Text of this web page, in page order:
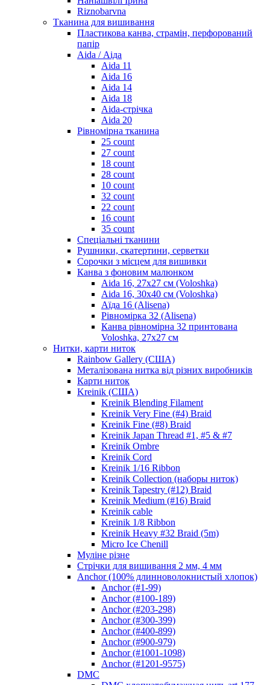
Riznobarvna
Тканина для вишивання
Пластикова канва, страмін, перфорований
папір
Aida / Аіда
Aida 11
Aida 16
Aida 14
Aida 18
Aida-стрічка
Aida 20
Рівномірна тканина
25 count
27 count
18 count
28 count
10 count
32 count
22 count
16 count
35 count
Спеціальні тканини
Рушники, скатертини, серветки
Сорочки з місцем для вишивки
Канва з фоновим малюнком
Aida 16, 27х27 см (Voloshka)
Aida 16, 30х40 см (Voloshka)
Аїда 16 (Alisena)
Рівномірка 32 (Alisena)
Канва рівномірна 32 принтована
Voloshka, 27х27 см
Нитки, карти ниток
Rainbow Gallery (США)
Металізована нитка від різних виробників
Карти ниток
Kreinik (США)
Kreinik Blending Filament
Kreinik Very Fine (#4) Braid
Kreinik Fine (#8) Braid
Kreinik Japan Thread #1, #5 & #7
Kreinik Ombre
Kreinik Cord
Kreinik 1/16 Ribbon
Kreinik Collection (наборы ниток)
Kreinik Tapestry (#12) Braid
Kreinik Medium (#16) Braid
Kreinik cable
Kreinik 1/8 Ribbon
Kreinik Heavy #32 Braid (5m)
Micro Ice Chenill
Муліне різне
Стрічки для вишивання 2 мм, 4 мм
Anchor (100% длинноволокнистый хлопок)
Anchor (#1-99)
Anchor (#100-189)
Anchor (#203-298)
Anchor (#300-399)
Anchor (#400-899)
Anchor (#900-979)
Anchor (#1001-1098)
Anchor (#1201-9575)
DMC